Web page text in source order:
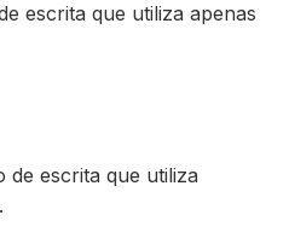
escrita que utiliza apenas
de escrita que utiliza